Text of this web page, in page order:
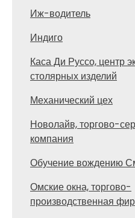
Иж-водитель
Индиго
Каса Ди Руссо, центр
столярных изделий
Механический цех
Новолайв, торгово-
компания
Обучение вождению
Омские окна, торгово-
производственная